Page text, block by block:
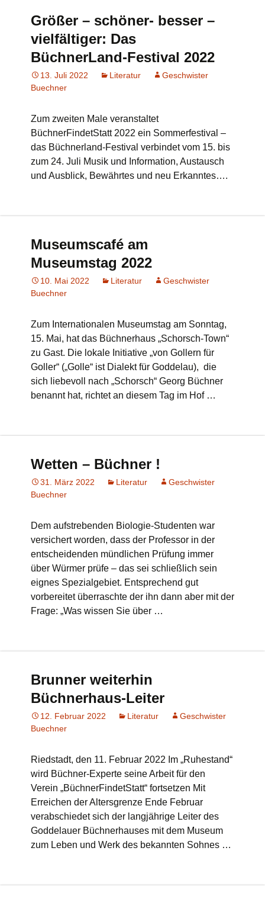
Größer – schöner- besser –
vielfältiger: Das
BüchnerLand-Festival 2022
13. Juli 2022 Literatur
Geschwister
Buechner
Zum zweiten Male veranstaltet
BüchnerFindetStatt 2022 ein Sommerfestival –
das Büchnerland-Festival verbindet vom 15. bis
zum 24. Juli Musik und Information, Austausch
und Ausblick, Bewährtes und neu Erkanntes….
Museumscafé am
Museumstag 2022
10. Mai 2022 Literatur
Geschwister
Buechner
Zum Internationalen Museumstag am Sonntag,
15. Mai, hat das Büchnerhaus „Schorsch-Town“
zu Gast. Die lokale Initiative „von Gollern für
Goller“ („Golle“ ist Dialekt für Goddelau), die
sich liebevoll nach „Schorsch“ Georg Büchner
benannt hat, richtet an diesem Tag im Hof …
Wetten – Büchner !
31. März 2022 Literatur
Geschwister
Buechner
Dem aufstrebenden Biologie-Studenten war
versichert worden, dass der Professor in der
entscheidenden mündlichen Prüfung immer
über Würmer prüfe – das sei schließlich sein
eignes Spezialgebiet. Entsprechend gut
vorbereitet überraschte der ihn dann aber mit der
Frage: „Was wissen Sie über …
Brunner weiterhin
Büchnerhaus-Leiter
12. Februar 2022 Literatur
Geschwister
Buechner
Riedstadt, den 11. Februar 2022 Im „Ruhestand“
wird Büchner-Experte seine Arbeit für den
Verein „BüchnerFindetStatt“ fortsetzen Mit
Erreichen der Altersgrenze Ende Februar
verabschiedet sich der langjährige Leiter des
Goddelauer Büchnerhauses mit dem Museum
zum Leben und Werk des bekannten Sohnes …